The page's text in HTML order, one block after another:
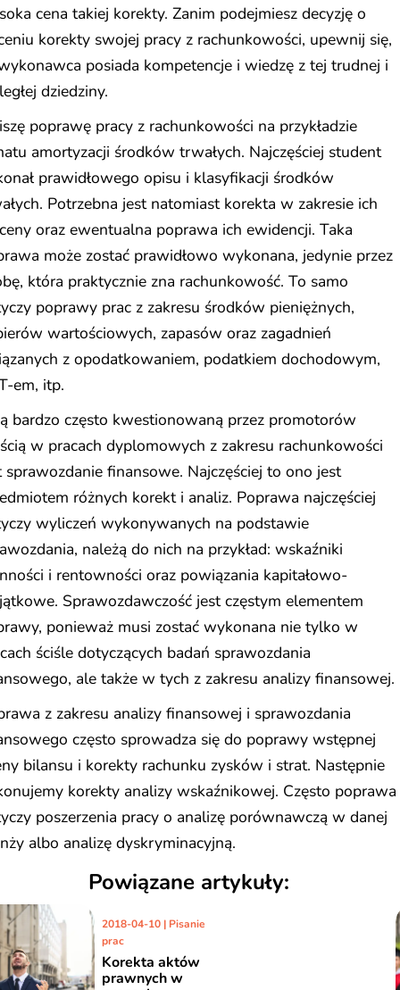
cena takiej korekty. Zanim podejmiesz decyzję o
korekty swojej pracy z rachunkowości, upewnij się,
posiada kompetencje i wiedzę z tej trudnej i
dziedziny.
poprawę pracy z rachunkowości na przykładzie
amortyzacji środków trwałych. Najczęściej student
prawidłowego opisu i klasyfikacji środków
Potrzebna jest natomiast korekta w zakresie ich
oraz ewentualna poprawa ich ewidencji. Taka
może zostać prawidłowo wykonana, jedynie przez
która praktycznie zna rachunkowość. To samo
poprawy prac z zakresu środków pieniężnych,
wartościowych, zapasów oraz zagadnień
z opodatkowaniem, podatkiem dochodowym,
em, itp.
bardzo często kwestionowaną przez promotorów
w pracach dyplomowych z zakresu rachunkowości
sprawozdanie finansowe. Najczęściej to ono jest
różnych korekt i analiz. Poprawa najczęściej
wyliczeń wykonywanych na podstawie
należą do nich na przykład: wskaźniki
i rentowności oraz powiązania kapitałowo-
Sprawozdawczość jest częstym elementem
ponieważ musi zostać wykonana nie tylko w
ściśle dotyczących badań sprawozdania
ale także w tych z zakresu analizy finansowej.
z zakresu analizy finansowej i sprawozdania
często sprowadza się do poprawy wstępnej
bilansu i korekty rachunku zysków i strat. Następnie
korekty analizy wskaźnikowej. Często poprawa
poszerzenia pracy o analizę porównawczą w danej
albo analizę dyskryminacyjną.
Powiązane artykuły:
2017-07-24 | Pisanie
Poprawa prac -
Prawo